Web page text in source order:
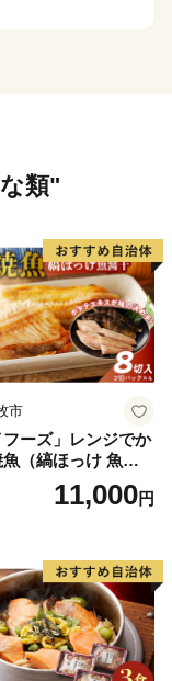
請書について】
す。
場合は別途届出
可能です
ーカードと「マ
きる端末が必要
類"
市
フーズ」レンジでか
魚（縞ほっけ 魚醤
11,000円